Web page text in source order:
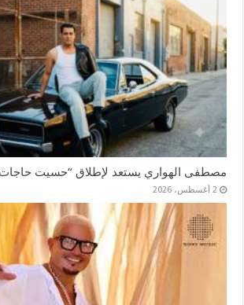
مصطفى الهواري يستعد لإطلاق “حسيت
2 أغسطس، 2026